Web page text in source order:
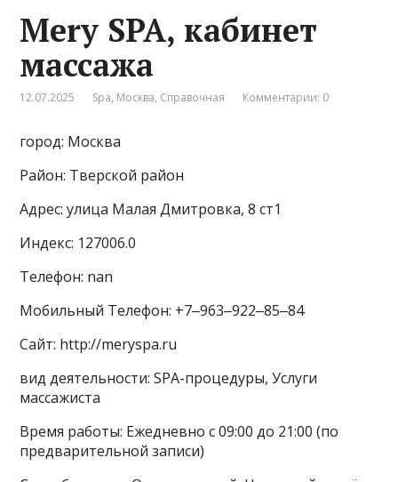
Mery SPA, кабинет
массажа
12.07.2025 Spa, Москва, Справочная Комментарии: 0
город: Москва
Район: Тверской район
Адрес: улица Малая Дмитровка, 8 ст1
Индекс: 127006.0
Телефон: nan
Мобильный Телефон: +7‒963‒922‒85‒84
Сайт: http://meryspa.ru
вид деятельности: SPA-процедуры, Услуги
массажиста
Время работы: Ежедневно с 09:00 до 21:00 (по
предварительной записи)